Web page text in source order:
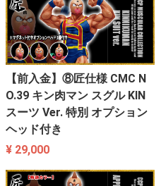
【前入金】⑧匠仕様 CMC N
O.39 キン肉マン スグル KIN
スーツ Ver. 特別 オプション
ヘッド付き
¥ 29,000